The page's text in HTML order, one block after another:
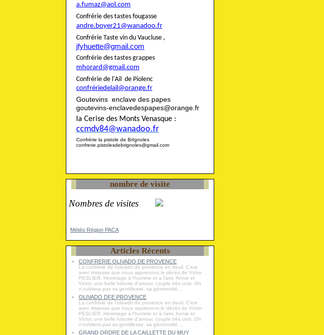
a.fumaz@aol.com
Confrérie des tastes fougasse
andre.boyer21@wanadoo.fr
Confrérie Taste vin du Vaucluse ,
jfyhuette@gmail.com
Confrérie des tastes grappes
mhorard@gmail.com
Confrérie de l'Ail de Piolenc
confrériedelail@orange.fr
Goutevins enclave des papes
goutevins-enclavedespapes@orange.fr
la Cerise des Monts Venasque :
ccmdv84@wanadoo.fr
Confrérie la pistole de BrIgnoles
confrerie.pistolesdebrignoles@gmail.com
nombre de visite
Nombres de visites
Météo Région PACA
Articles Récents
CONFRERIE OLIVADO DE PROVENCE
La confrérie de l'olivado de provence en deuil. C'est
avec tristesse que nous apprenons le décès de Victor
PESLIER. Hommage à l'homme et a l'ami. Annie et
Victor, une belle histoire d'amour, couple très unis. On
n'oubliera pas sa gentillesse, sa générosité....
OLIVADO DFE PROVENCE
La confrérie de l'olivado de provence en deuil. C'est
avec tristesse que nous apprenons le décès de Victor
PESLIER. Hommage à l'homme et à l'ami. Annie et
Victor, une belle histoire d'amour, couple très unis. On
n'oubliera pas sa gentillesse, sa générosité....
GRAND ORDRE DE LA CAILLETTE DU MUY